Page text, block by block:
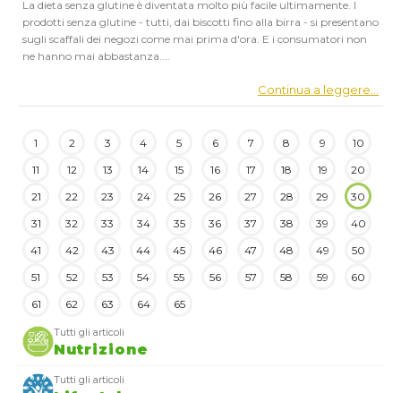
La dieta senza glutine è diventata molto più facile ultimamente. I
prodotti senza glutine - tutti, dai biscotti fino alla birra - si presentano
sugli scaffali dei negozi come mai prima d'ora. E i consumatori non
ne hanno mai abbastanza....
Continua a leggere...
1 2 3 4 5 6 7 8 9
10
11
12 13 14 15 16 17 18 19
20
21
22 23 24 25 26 27 28 29
30
31
32 33 34 35 36 37 38 39
40
41
42 43 44 45 46 47 48 49
50
51
52 53 54 55 56 57 58 59
60
61
62 63 64 65
Tutti gli articoli
Nutrizione
Tutti gli articoli